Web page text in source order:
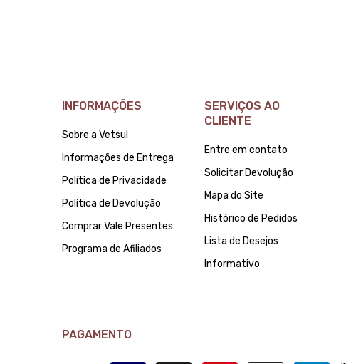
INFORMAÇÕES
Sobre a Vetsul
Informações de Entrega
Política de Privacidade
Política de Devolução
Comprar Vale Presentes
Programa de Afiliados
SERVIÇOS AO
CLIENTE
Entre em contato
Solicitar Devolução
Mapa do Site
Histórico de Pedidos
Lista de Desejos
Informativo
PAGAMENTO